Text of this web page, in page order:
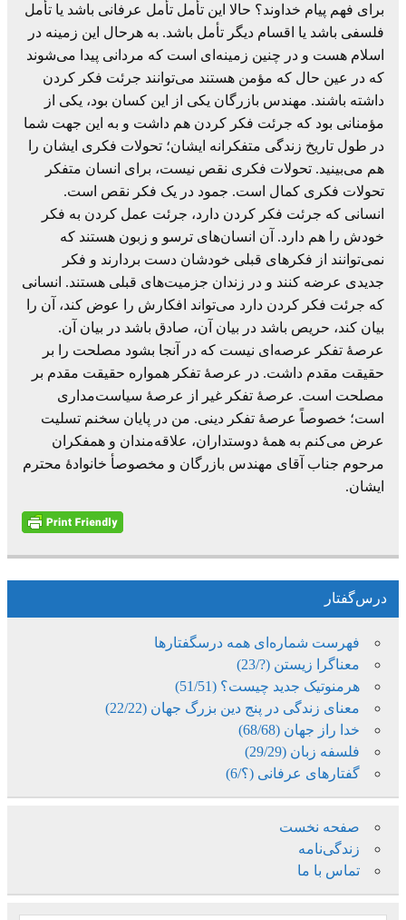
برای فهم پیام خداوند؟ حالا این تأمل تأمل عرفانی باشد یا تأمل
فلسفی باشد یا اقسام دیگر تأمل باشد. به هرحال این زمینه در
اسلام هست و در چنین زمینه‌ای است که مردانی پیدا می‌شوند
که در عین حال که مؤمن هستند می‌توانند جرئت فکر کردن
داشته باشند. مهندس بازرگان یکی از این کسان بود، یکی از
مؤمنانی بود که جرئت فکر کردن هم داشت و به این جهت شما
در طول تاریخ زندگی متفکرانه ایشان؛ تحولات فکری ایشان را
هم می‌بینید. تحولات فکری نقص نیست، برای انسان متفکر
تحولات فکری کمال است. جمود در یک فکر نقص است.
انسانی که جرئت فکر کردن دارد، جرئت عمل کردن به فکر
خودش را هم دارد. آن انسان‌های ترسو و زبون هستند که
نمی‌توانند از فکرهای قبلی خودشان دست بردارند و فکر
جدیدی عرضه کنند و در زندان جزمیت‌های قبلی هستند. انسانی
که جرئت فکر کردن دارد می‌تواند افکارش را عوض کند، آن را
بیان کند، حریص باشد در بیان آن، صادق باشد در بیان آن.
عرصۀ تفکر عرصه‌ای نیست که در آنجا بشود مصلحت را بر
حقیقت مقدم داشت. در عرصۀ تفکر همواره حقیقت مقدم بر
مصلحت است. عرصۀ تفکر غیر از عرصۀ سیاست‌مداری
است؛ خصوصاً عرصۀ تفکر دینی. من در پایان سخنم تسلیت
عرض می‌کنم به همۀ دوستداران، علاقه‌مندان و همفکران
مرحوم جناب آقای مهندس بازرگان و مخصوصأ خانوادۀ محترم
ایشان.
درس‌گفتار
فهرست شماره‌ای همه درسگفتارها
معناگرا زیستن (?/23)
هرمنوتیک جدید چیست؟ (51/51)
معنای زندگی در پنج دین بزرگ جهان (22/22)
خدا راز جهان (68/68)
فلسفه زبان (29/29)
گفتارهای عرفانی (؟/6)
صفحه نخست
زندگی‌نامه
تماس با ما